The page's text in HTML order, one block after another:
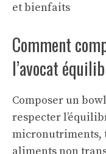
et bienfaits
Comment
l’avocat
Composer un
respecter
micronutriments,